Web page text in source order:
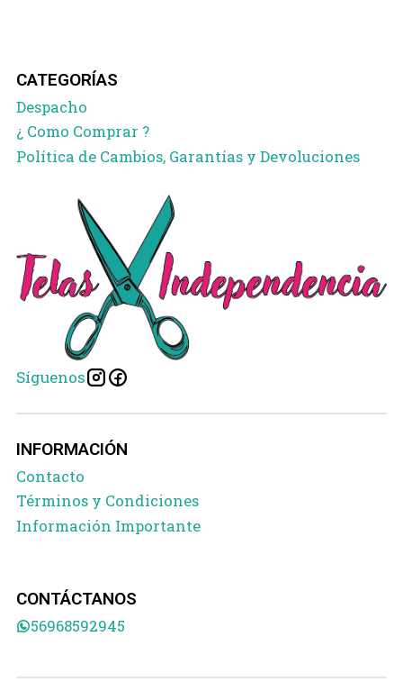
CATEGORÍAS
Despacho
¿ Como Comprar ?
Política de Cambios, Garantías y Devoluciones
Síguenos
INFORMACIÓN
Contacto
Términos y Condiciones
Información Importante
CONTÁCTANOS
56968592945